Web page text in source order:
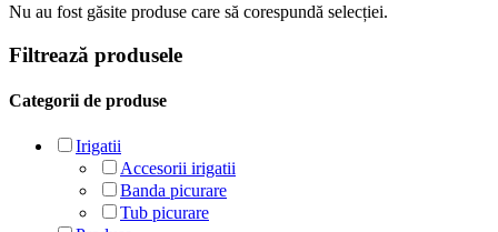
Nu au fost găsite produse care să corespundă selecției.
Filtrează produsele
Categorii de produse
Irigatii
Accesorii irigatii
Banda picurare
Tub picurare